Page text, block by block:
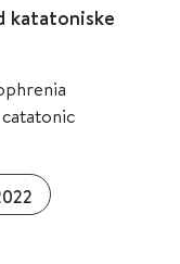
katatoniske